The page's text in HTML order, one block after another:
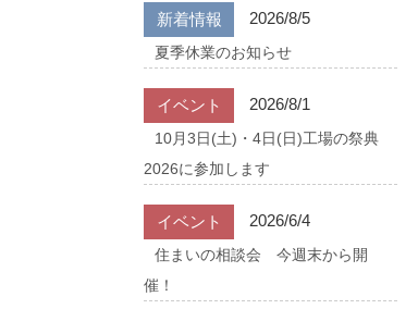
新着情報 2026/8/5
夏季休業のお知らせ
イベント 2026/8/1
10月3日(土)・4日(日)工場の祭典
2026に参加します
イベント 2026/6/4
住まいの相談会 今週末から開
催！